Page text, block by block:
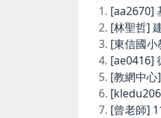
[aa2670]
[林聖哲]
[東信國
[ae0416]
[教網中
[曾老師]